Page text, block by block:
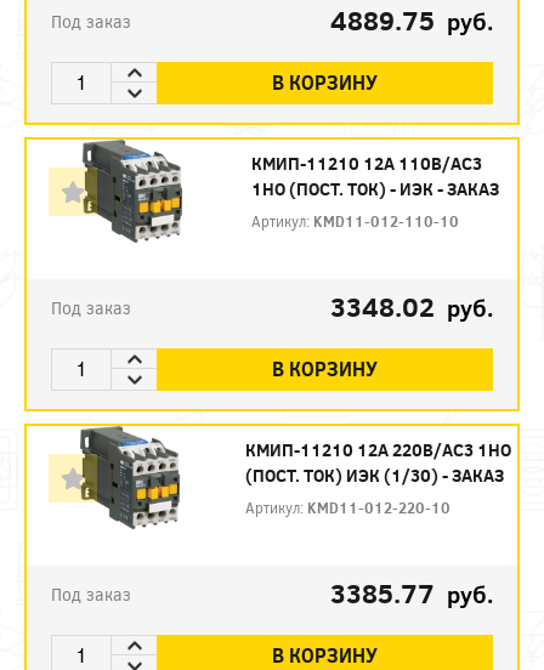
Под заказ 4889.75 руб.
В КОРЗИНУ
КМИП-11210 12А 110В/АС3
1НО (ПОСТ. ТОК) - ИЭК - ЗАКАЗ
Артикул: KMD11-012-110-10
Под заказ 3348.02 руб.
В КОРЗИНУ
КМИП-11210 12А 220В/АС3 1НО
(ПОСТ. ТОК) ИЭК (1/30) - ЗАКАЗ
Артикул: KMD11-012-220-10
Под заказ 3385.77 руб.
В КОРЗИНУ